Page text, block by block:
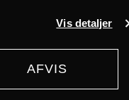
Vis detaljer
AFVIS
Deamer –
man måske